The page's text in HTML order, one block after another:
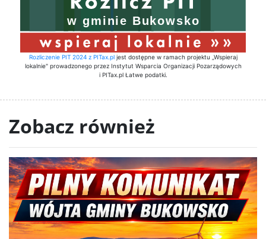
Rozliczenie PIT 2024 z PITax.pljest dostępne w ramach projektu „Wspieraj
lokalnie" prowadzonego przez Instytut Wsparcia Organizacji Pozarządowych
i PITax.pl Łatwe podatki.
Zobacz również